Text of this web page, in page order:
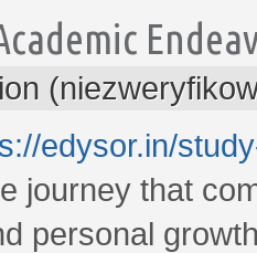
edysor.in/
journey that
personal